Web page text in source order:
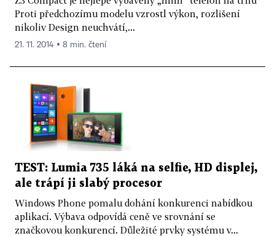
Proti předchozímu modelu vzrostl výkon, rozlišení
nikoliv Design neuchvátí,...
21. 11. 2014 ▪ 8 min. čtení
TEST: Lumia 735 láká na selfie, HD displej,
ale trápí ji slabý procesor
Windows Phone pomalu dohání konkurenci nabídkou
aplikací. Výbava odpovídá ceně ve srovnání se
značkovou konkurencí. Důležité prvky systému v...